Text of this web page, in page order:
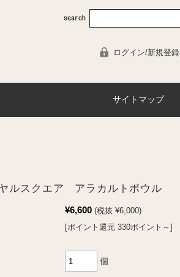
ログイン/新規登録
サイトマップ
ルスクエア アラカルトボウル
¥6,600 (税抜 ¥6,000)
[ポイント還元 330ポイント～]
個